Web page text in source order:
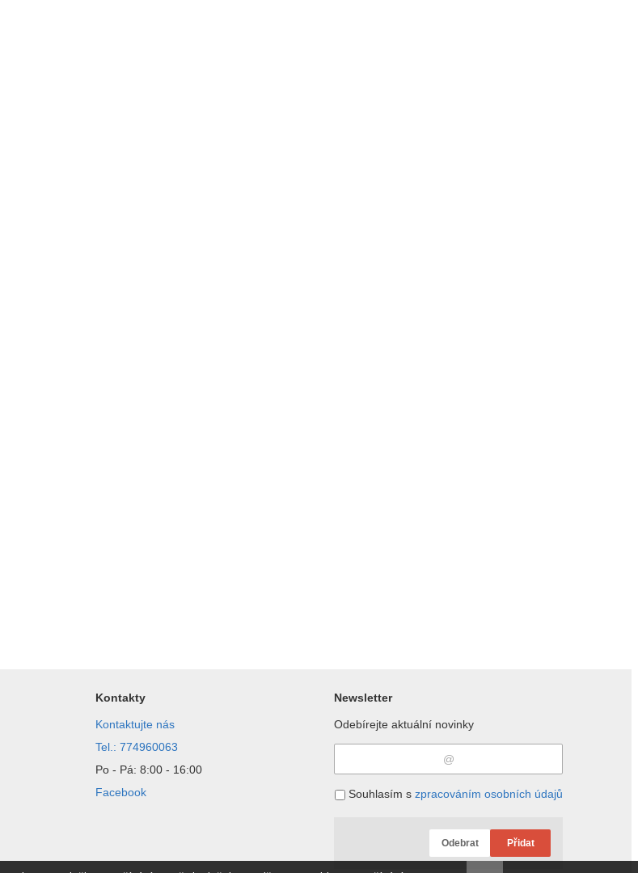
Kontakty
Kontaktujte nás
Tel.: 774960063
Po - Pá: 8:00 - 16:00
Facebook
Newsletter
Odebírejte aktuální novinky
Souhlasím s zpracováním osobních údajů
Odebrat Přidat